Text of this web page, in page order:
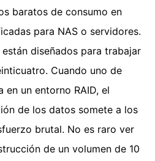
baratos de consumo en
para NAS o servidores.
diseñados para trabajar
Cuando uno de
un entorno RAID, el
de los datos somete a los
brutal. No es raro ver
de un volumen de 10